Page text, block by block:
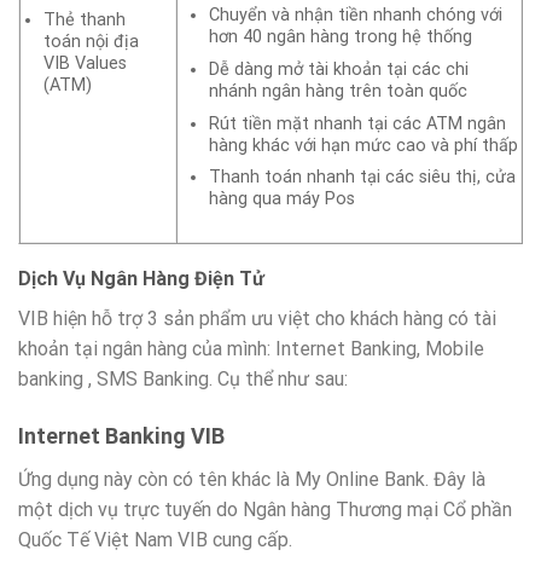
Thẻ thanh
toán nội địa
VIB Values
(ATM)
Chuyển và nhận tiền nhanh chóng với
hơn 40 ngân hàng trong hệ thống
Dễ dàng mở tài khoản tại các chi
nhánh ngân hàng trên toàn quốc
Rút tiền mặt nhanh tại các ATM ngân
hàng khác với hạn mức cao và phí thấp
Thanh toán nhanh tại các siêu thị, cửa
hàng qua máy Pos
Dịch Vụ Ngân Hàng Điện Tử
VIB hiện hỗ trợ 3 sản phẩm ưu việt cho khách hàng có tài
khoản tại ngân hàng của mình: Internet Banking, Mobile
banking , SMS Banking. Cụ thể như sau:
Internet Banking VIB
Ứng dụng này còn có tên khác là My Online Bank. Đây là
một dịch vụ trực tuyến do Ngân hàng Thương mại Cổ phần
Quốc Tế Việt Nam VIB cung cấp.